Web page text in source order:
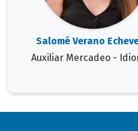
Salomé Verano
Auxiliar Mercadeo -